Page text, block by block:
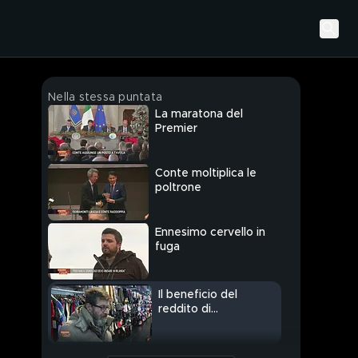
Nella stessa puntata
La maratona del
Premier
Conte moltiplica le
poltrone
Ennesimo cervello in
fuga
Il beneficio del
reddito di